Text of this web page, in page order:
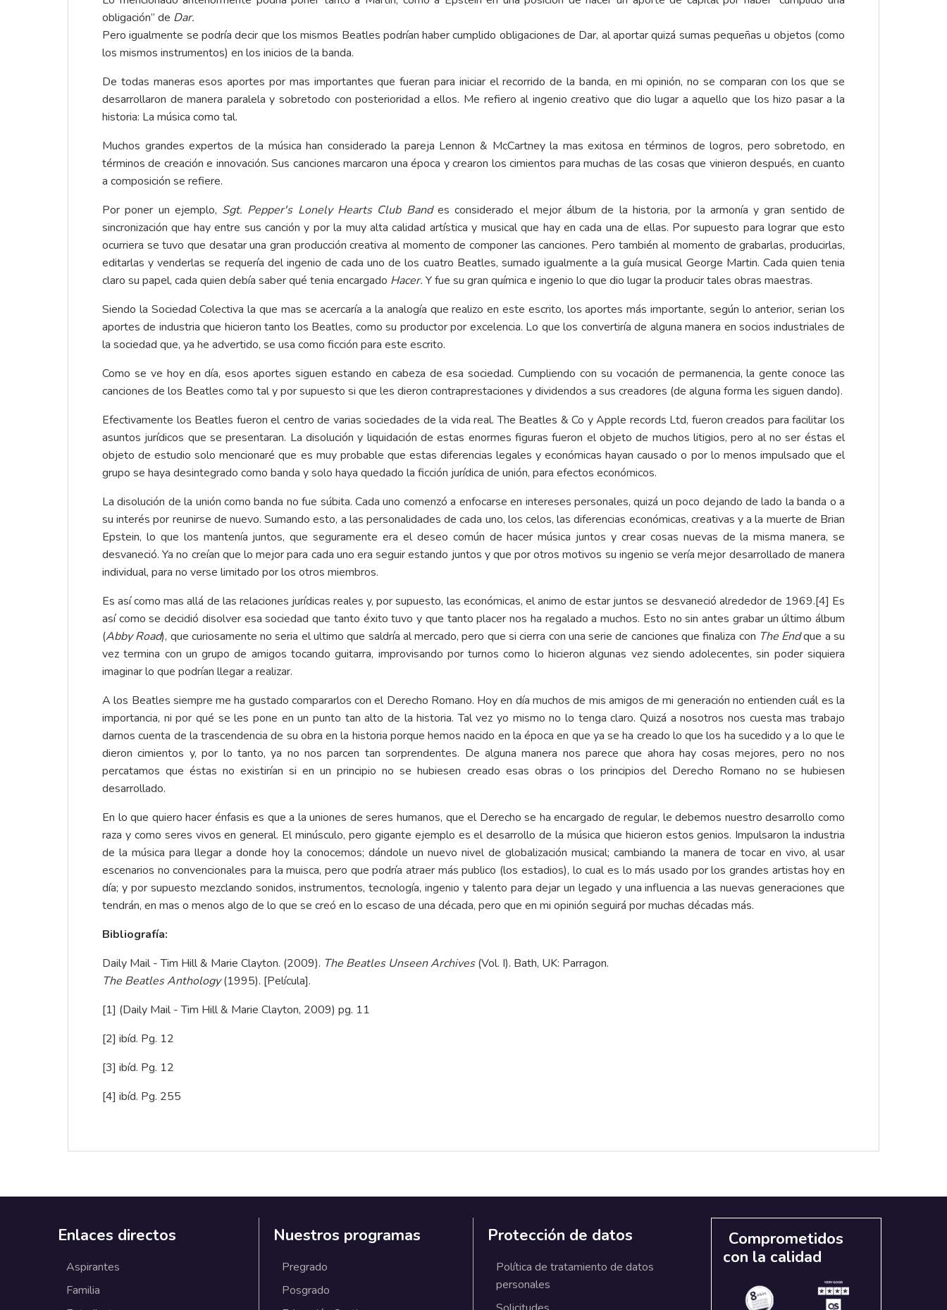
obligación” de Dar.
Pero igualmente se podría decir que los mismos Beatles podrían haber cumplido obligaciones de Dar, al aportar quizá sumas pequeñas u objetos (como
los mismos instrumentos) en los inicios de la banda.
De todas maneras esos aportes por mas importantes que fueran para iniciar el recorrido de la banda, en mi opinión, no se comparan con los que se
desarrollaron de manera paralela y sobretodo con posterioridad a ellos. Me refiero al ingenio creativo que dio lugar a aquello que los hizo pasar a la
historia: La música como tal.
Muchos grandes expertos de la música han considerado la pareja Lennon & McCartney la mas exitosa en términos de logros, pero sobretodo, en
términos de creación e innovación. Sus canciones marcaron una época y crearon los cimientos para muchas de las cosas que vinieron después, en cuanto
a composición se refiere.
Por poner un ejemplo, Sgt. Pepper's Lonely Hearts Club Bandes considerado el mejor álbum de la historia, por la armonía y gran sentido de
sincronización que hay entre sus canción y por la muy alta calidad artística y musical que hay en cada una de ellas. Por supuesto para lograr que esto
ocurriera se tuvo que desatar una gran producción creativa al momento de componer las canciones. Pero también al momento de grabarlas, producirlas,
editarlas y venderlas se requería del ingenio de cada uno de los cuatro Beatles, sumado igualmente a la guía musical George Martin. Cada quien tenia
claro su papel, cada quien debía saber qué tenia encargado Hacer. Y fue su gran química e ingenio lo que dio lugar la producir tales obras maestras.
Siendo la Sociedad Colectiva la que mas se acercaría a la analogía que realizo en este escrito, los aportes más importante, según lo anterior, serian los
aportes de industria que hicieron tanto los Beatles, como su productor por excelencia. Lo que los convertiría de alguna manera en socios industriales de
la sociedad que, ya he advertido, se usa como ficción para este escrito.
Como se ve hoy en día, esos aportes siguen estando en cabeza de esa sociedad. Cumpliendo con su vocación de permanencia, la gente conoce las
canciones de los Beatles como tal y por supuesto si que les dieron contraprestaciones y dividendos a sus creadores (de alguna forma les siguen dando).
Efectivamente los Beatles fueron el centro de varias sociedades de la vida real. The Beatles & Co y Apple records Ltd, fueron creados para facilitar los
asuntos jurídicos que se presentaran. La disolución y liquidación de estas enormes figuras fueron el objeto de muchos litigios, pero al no ser éstas el
objeto de estudio solo mencionaré que es muy probable que estas diferencias legales y económicas hayan causado o por lo menos impulsado que el
grupo se haya desintegrado como banda y solo haya quedado la ficción jurídica de unión, para efectos económicos.
La disolución de la unión como banda no fue súbita. Cada uno comenzó a enfocarse en intereses personales, quizá un poco dejando de lado la banda o a
su interés por reunirse de nuevo. Sumando esto, a las personalidades de cada uno, los celos, las diferencias económicas, creativas y a la muerte de Brian
Epstein, lo que los mantenía juntos, que seguramente era el deseo común de hacer música juntos y crear cosas nuevas de la misma manera, se
desvaneció. Ya no creían que lo mejor para cada uno era seguir estando juntos y que por otros motivos su ingenio se vería mejor desarrollado de manera
individual, para no verse limitado por los otros miembros.
Es así como mas allá de las relaciones jurídicas reales y, por supuesto, las económicas, el animo de estar juntos se desvaneció alrededor de 1969.[4] Es
así como se decidió disolver esa sociedad que tanto éxito tuvo y que tanto placer nos ha regalado a muchos. Esto no sin antes grabar un último álbum
(Abby Road), que curiosamente no seria el ultimo que saldría al mercado, pero que si cierra con una serie de canciones que finaliza con The Endque a su
vez termina con un grupo de amigos tocando guitarra, improvisando por turnos como lo hicieron algunas vez siendo adolecentes, sin poder siquiera
imaginar lo que podrían llegar a realizar.
A los Beatles siempre me ha gustado compararlos con el Derecho Romano. Hoy en día muchos de mis amigos de mi generación no entienden cuál es la
importancia, ni por qué se les pone en un punto tan alto de la historia. Tal vez yo mismo no lo tenga claro. Quizá a nosotros nos cuesta mas trabajo
darnos cuenta de la trascendencia de su obra en la historia porque hemos nacido en la época en que ya se ha creado lo que los ha sucedido y a lo que le
dieron cimientos y, por lo tanto, ya no nos parcen tan sorprendentes. De alguna manera nos parece que ahora hay cosas mejores, pero no nos
percatamos que éstas no existirían si en un principio no se hubiesen creado esas obras o los principios del Derecho Romano no se hubiesen
desarrollado.
En lo que quiero hacer énfasis es que a la uniones de seres humanos, que el Derecho se ha encargado de regular, le debemos nuestro desarrollo como
raza y como seres vivos en general. El minúsculo, pero gigante ejemplo es el desarrollo de la música que hicieron estos genios. Impulsaron la industria
de la música para llegar a donde hoy la conocemos; dándole un nuevo nivel de globalización musical; cambiando la manera de tocar en vivo, al usar
escenarios no convencionales para la muisca, pero que podría atraer más publico (los estadios), lo cual es lo más usado por los grandes artistas hoy en
día; y por supuesto mezclando sonidos, instrumentos, tecnología, ingenio y talento para dejar un legado y una influencia a las nuevas generaciones que
tendrán, en mas o menos algo de lo que se creó en lo escaso de una década, pero que en mi opinión seguirá por muchas décadas más.
Bibliografía:
Daily Mail - Tim Hill & Marie Clayton. (2009). The Beatles Unseen Archives(Vol. I). Bath, UK: Parragon.
The Beatles Anthology(1995). [Película].
[1] (Daily Mail - Tim Hill & Marie Clayton, 2009) pg. 11
[2] ibíd. Pg. 12
[3] ibíd. Pg. 12
[4] ibíd. Pg. 255
Enlaces directos
Aspirantes
Familia
Nuestros programas
Pregrado
Posgrado
Protección de datos
Política de tratamiento de datos
personales
Comprometidos
con la calidad